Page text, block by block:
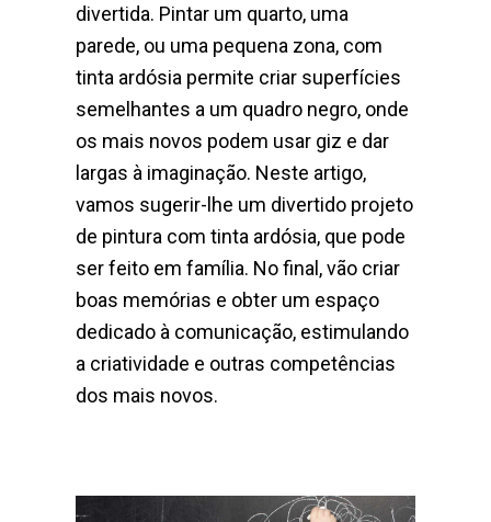
divertida. Pintar um quarto, uma
parede, ou uma pequena zona, com
tinta ardósia permite criar superfícies
semelhantes a um quadro negro, onde
os mais novos podem usar giz e dar
largas à imaginação. Neste artigo,
vamos sugerir-lhe um divertido projeto
de pintura com tinta ardósia, que pode
ser feito em família. No final, vão criar
boas memórias e obter um espaço
dedicado à comunicação, estimulando
a criatividade e outras competências
dos mais novos.